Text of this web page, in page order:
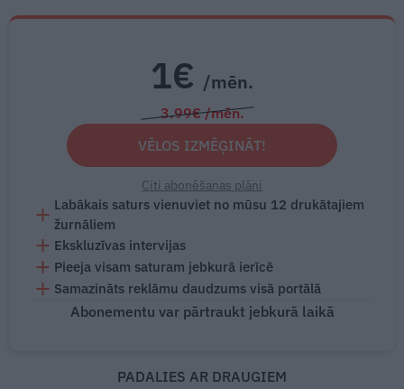
1€ /mēn.
3.99€ /mēn.
VĒLOS IZMĒĢINĀT!
Citi abonēšanas plāni
Labākais saturs vienuviet no mūsu 12 drukātajiem
žurnāliem
Ekskluzīvas intervijas
Pieeja visam saturam jebkurā ierīcē
Samazināts reklāmu daudzums visā portālā
Abonementu var pārtraukt jebkurā laikā
PADALIES AR DRAUGIEM